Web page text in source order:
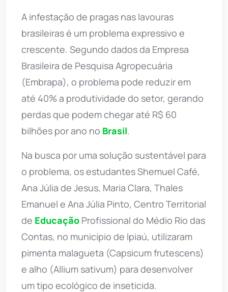
A infestação de pragas nas lavouras
brasileiras é um problema expressivo e
crescente. Segundo dados da Empresa
Brasileira de Pesquisa Agropecuária
(Embrapa), o problema pode reduzir em
até 40% a produtividade do setor, gerando
perdas que podem chegar até R$ 60
bilhões por ano no Brasil.
Na busca por uma solução sustentável para
o problema, os estudantes Shemuel Café,
Ana Júlia de Jesus, Maria Clara, Thales
Emanuel e Ana Júlia Pinto, Centro Territorial
de Educação Profissional do Médio Rio das
Contas, no município de Ipiaú, utilizaram
pimenta malagueta (Capsicum frutescens)
e alho (Allium sativum) para desenvolver
um tipo ecológico de inseticida.